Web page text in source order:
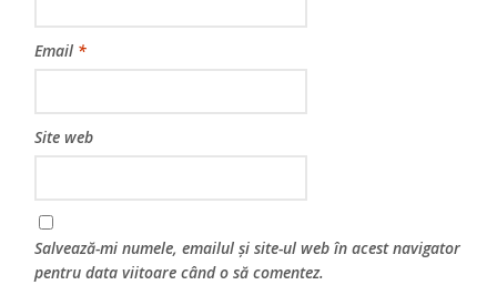
Email *
Site web
Salvează-mi numele, emailul și site-ul web în acest navigator
pentru data viitoare când o să comentez.